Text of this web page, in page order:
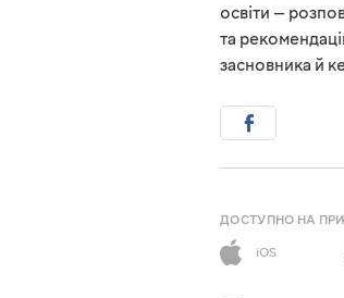
освіти —
та
засновника й
ДОСТУПНО НА
iOS